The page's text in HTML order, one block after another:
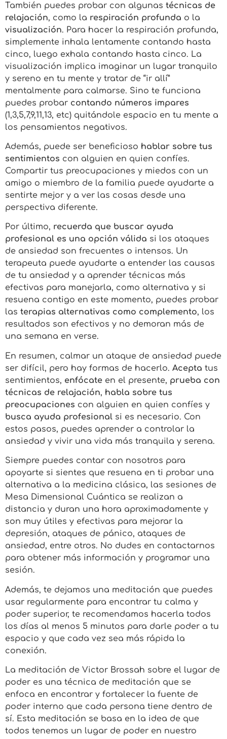
También puedes probar con algunas técnicas de
relajación, como la respiración profunda o la
visualización. Para hacer la respiración profunda,
simplemente inhala lentamente contando hasta
cinco, luego exhala contando hasta cinco. La
visualización implica imaginar un lugar tranquilo
y sereno en tu mente y tratar de “ir allí”
mentalmente para calmarse. Sino te funciona
puedes probar contando números impares
(1,3,5,7,9,11,13, etc) quitándole espacio en tu mente a
los pensamientos negativos.
Además, puede ser beneficioso hablar sobre tus
sentimientos con alguien en quien confíes.
Compartir tus preocupaciones y miedos con un
amigo o miembro de la familia puede ayudarte a
sentirte mejor y a ver las cosas desde una
perspectiva diferente.
Por último, recuerda que buscar ayuda
profesional es una opción válida si los ataques
de ansiedad son frecuentes o intensos. Un
terapeuta puede ayudarte a entender las causas
de tu ansiedad y a aprender técnicas más
efectivas para manejarla, como alternativa y si
resuena contigo en este momento, puedes probar
las terapias alternativas como complemento, los
resultados son efectivos y no demoran más de
una semana en verse.
En resumen, calmar un ataque de ansiedad puede
ser difícil, pero hay formas de hacerlo. Acepta tus
sentimientos, enfócate en el presente, prueba con
técnicas de relajación, habla sobre tus
preocupaciones con alguien en quien confíes y
busca ayuda profesional si es necesario. Con
estos pasos, puedes aprender a controlar la
ansiedad y vivir una vida más tranquila y serena.
Siempre puedes contar con nosotros para
apoyarte si sientes que resuena en ti probar una
alternativa a la medicina clásica, las sesiones de
Mesa Dimensional Cuántica se realizan a
distancia y duran una hora aproximadamente y
son muy útiles y efectivas para mejorar la
depresión, ataques de pánico, ataques de
ansiedad, entre otros. No dudes en contactarnos
para obtener más información y programar una
sesión.
Además, te dejamos una meditación que puedes
usar regularmente para encontrar tu calma y
poder superior, te recomendamos hacerla todos
los días al menos 5 minutos para darle poder a tu
espacio y que cada vez sea más rápida la
conexión.
La meditación de Victor Brossah sobre el lugar de
poder es una técnica de meditación que se
enfoca en encontrar y fortalecer la fuente de
poder interno que cada persona tiene dentro de
sí. Esta meditación se basa en la idea de que
todos tenemos un lugar de poder en nuestro